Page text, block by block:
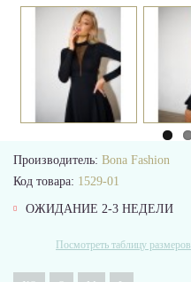
Производитель: Bona Fashion
Код товара: 1529-01
ОЖИДАНИЕ 2-3 НЕДЕЛИ
Посмотреть таблицу размеров